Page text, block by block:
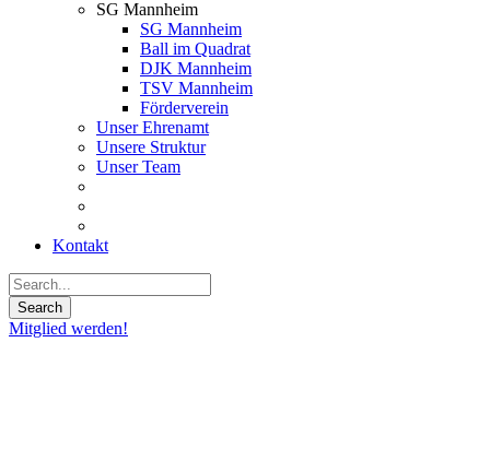
SG Mannheim
SG Mannheim
Ball im Quadrat
DJK Mannheim
TSV Mannheim
Förderverein
Unser Ehrenamt
Unsere Struktur
Unser Team
Kontakt
Mitglied werden!